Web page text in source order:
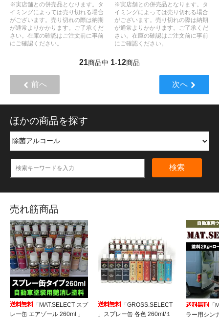
※実店舗との併売品となります。タ
イミングによっては売り切れる場合
がございます。売り切れの際は納期
が通常よりかかります。ご了承くだ
さい。在庫の確認はご注文前に事前
にご確認ください。
※実店舗との併売品となります。タ
イミングによっては売り切れる場合
がございます。売り切れの際は納期
が通常よりかかります。ご了承くだ
さい。在庫の確認はご注文前に事前
にご確認ください。
21商品中 1-12商品
前へ 次へ
ほかの商品を探す
検索
売れ筋商品
「MAT.SELECT スプ
レー缶 エアゾール 260ml 」
「GROSS.SELECT
」スプレー缶 各色 260ml/１
ラー用シン